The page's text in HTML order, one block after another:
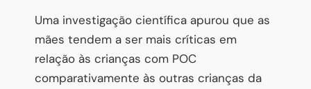
Uma investigação científica apurou que as
mães tendem a ser mais críticas em
relação às crianças com POC
comparativamente às outras crianças da